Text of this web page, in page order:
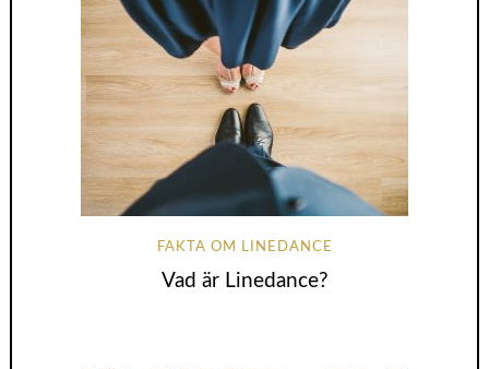
FAKTA OM LINEDANCE
Vad är Linedance?